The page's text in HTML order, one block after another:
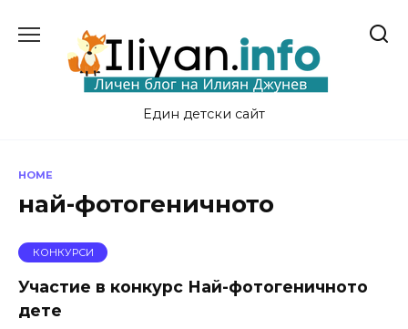
Един детски сайт
HOME
най-фотогеничното
КОНКУРСИ
Участие в конкурс Най-фотогеничното
дете